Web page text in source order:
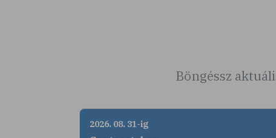
Böngéssz
2026. 08. 31-ig